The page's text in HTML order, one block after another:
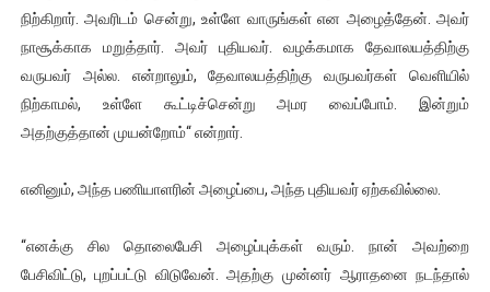
நிற்கிறார். அவரிடம் சென்று, உள்ளே வாருங்கள் என அழைத்தேன். அவர்
நாசூக்காக மறுத்தார். அவர் புதியவர். வழக்கமாக தேவாலயத்திற்கு
வருபவர் அல்ல. என்றாலும், தேவாலயத்திற்கு வருபவர்கள் வெளியில்
நிற்காமல், உள்ளே கூட்டிச்சென்று அமர வைப்போம். இன்றும்
அதற்குத்தான் முயன்றோம்“ என்றார்.
எனினும், அந்த பணியாளரின் அழைப்பை, அந்த புதியவர் ஏற்கவில்லை.
“எனக்கு சில தொலைபேசி அழைப்புக்கள் வரும். நான் அவற்றை
பேசிவிட்டு, புறப்பட்டு விடுவேன். அதற்கு முன்னர் ஆராதனை நடந்தால்